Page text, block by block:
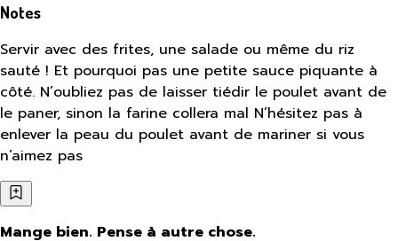
Notes
Servir avec des frites, une salade ou même du riz
sauté ! Et pourquoi pas une petite sauce piquante à
côté. N’oubliez pas de laisser tiédir le poulet avant de
le paner, sinon la farine collera mal N’hésitez pas à
enlever la peau du poulet avant de mariner si vous
n’aimez pas
Mange bien. Pense à autre chose.